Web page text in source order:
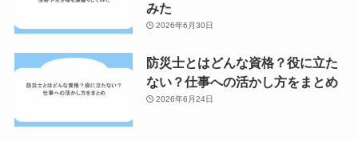
みた
2026年6月30日
防災士とはどんな資格？役に立た
ない？仕事への活かし方をまとめ
2026年6月24日